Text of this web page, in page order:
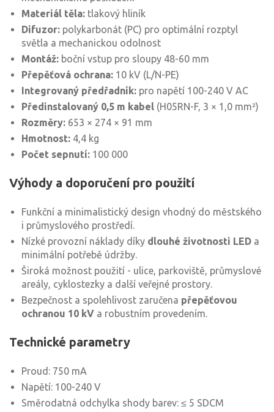
Materiál těla: tlakový hliník
Difuzor: polykarbonát (PC) pro optimální rozptyl
světla a mechanickou odolnost
Montáž: boční vstup pro sloupy 48-60 mm
Přepěťová ochrana: 10 kV (L/N-PE)
Integrovaný předřadník: pro napětí 100-240 V AC
Předinstalovaný 0,5 m kabel (H05RN-F, 3 × 1,0 mm²)
Rozměry: 653 × 274 × 91 mm
Hmotnost: 4,4 kg
Počet sepnutí: 100 000
Výhody a doporučení pro použití
Funkční a minimalistický design vhodný do městského
i průmyslového prostředí.
Nízké provozní náklady díky dlouhé životnosti LED a
minimální potřebě údržby.
Široká možnost použití - ulice, parkoviště, průmyslové
areály, cyklostezky a další veřejné prostory.
Bezpečnost a spolehlivost zaručena přepěťovou
ochranou 10 kV a robustním provedením.
Technické parametry
Proud: 750 mA
Napětí: 100-240 V
Směrodatná odchylka shody barev: ≤ 5 SDCM